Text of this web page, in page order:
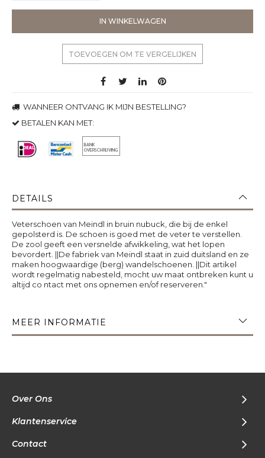
IN WINKELWAGEN
TOEVOEGEN OM TE VERGELIJKEN
WANNEER ONTVANG IK MIJN BESTELLING?
BETALEN KAN MET:
DETAILS
Veterschoen van Meindl in bruin nubuck, die bij de enkel
gepolsterd is. De schoen is goed met de veter te verstellen.
De zool geeft een versnelde afwikkeling, wat het lopen
bevordert. ||De fabriek van Meindl staat in zuid duitsland en ze
maken hoogwaardige (berg) wandelschoenen. ||Dit artikel
wordt regelmatig nabesteld, mocht uw maat ontbreken kunt u
altijd co ntact met ons opnemen en/of reserveren."
MEER INFORMATIE
Over Ons
Klantenservice
Contact